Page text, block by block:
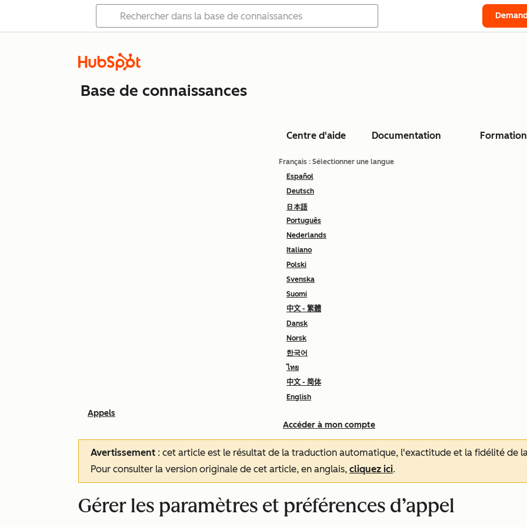
Base de connaissances
Centre d'aide Documentation Formation
Français : Sélectionner une langue
Español
Deutsch
日本語
Português
Nederlands
Italiano
Polski
Svenska
Suomi
中文 - 繁體
Dansk
Norsk
한국어
ไทย
中文 - 简体
English
Accéder à mon compte
Appels
Avertissement : cet article est le résultat de la traduction automatique, l'exactitude et la fidélité de
Pour consulter la version originale de cet article, en anglais, cliquez ici.
Gérer les paramètres et préférences d’appel